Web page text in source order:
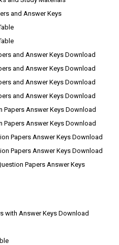
and Answer Keys
and Answer Keys Download
and Answer Keys Download
and Answer Keys Download
and Answer Keys Download
Papers Answer Keys Download
Papers Answer Keys Download
Papers Answer Keys Download
Papers Answer Keys Download
Papers Answer Keys
with Answer Keys Download